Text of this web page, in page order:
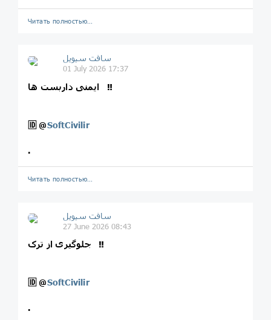
Читать полностью…
سافت سیویل
01 July 2026 17:37
ایمنی داربست ها ‼️
🆔@SoftCivilir
.
Читать полностью…
سافت سیویل
27 June 2026 08:43
جلوگیری از ترک ‼️
🆔@SoftCivilir
.